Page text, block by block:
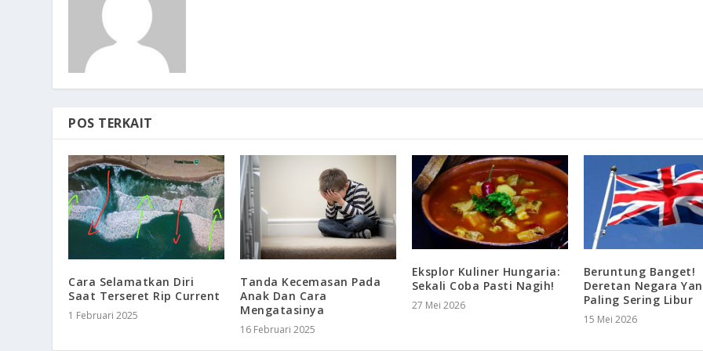
POS TERKAIT
Cara Selamatkan Diri
Saat Terseret Rip Current
1 Februari 2025
Tanda Kecemasan Pada
Anak Dan Cara
Mengatasinya
16 Februari 2025
Eksplor Kuliner Hungaria:
Sekali Coba Pasti Nagih!
27 Mei 2026
Beruntung Banget!
Deretan Negara
Paling Sering Libur
15 Mei 2026